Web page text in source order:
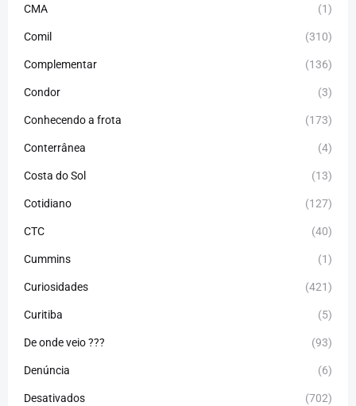
CMA (1)
Comil (310)
Complementar (136)
Condor (3)
Conhecendo a frota (173)
Conterrânea (4)
Costa do Sol (13)
Cotidiano (127)
CTC (40)
Cummins (1)
Curiosidades (421)
Curitiba (5)
De onde veio ??? (93)
Denúncia (6)
Desativados (702)